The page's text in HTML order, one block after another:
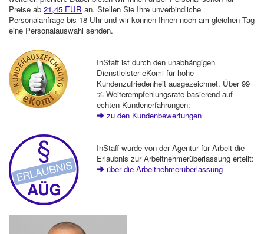
Preise ab 21,45 EUR an. Stellen Sie Ihre unverbindliche
Personalanfrage bis 18 Uhr und wir können Ihnen noch am gleichen Tag
eine Personalauswahl senden.
InStaff ist durch den unabhängigen
Dienstleister eKomi für hohe
Kundenzufriedenheit ausgezeichnet. Über 99
% Weiterempfehlungsrate basierend auf
echten Kundenerfahrungen:
zu den Kundenbewertungen
InStaff wurde von der Agentur für Arbeit die
Erlaubnis zur Arbeitnehmerüberlassung erteilt:
über die Arbeitnehmerüberlassung